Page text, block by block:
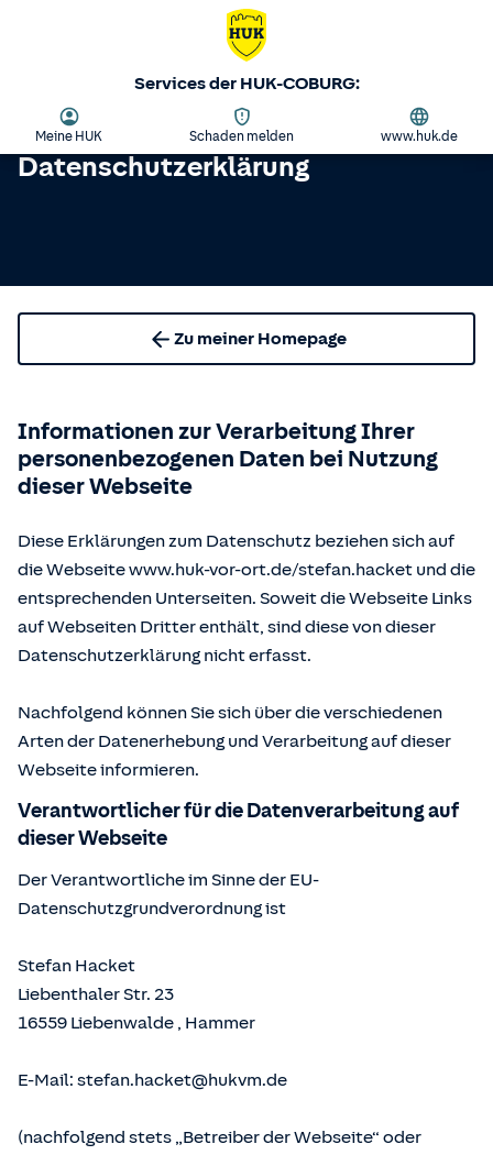
Services der HUK-COBURG:
Meine HUK Schaden melden www.huk.de
Datenschutzerklärung
Zu meiner Homepage
Informationen zur Verarbeitung Ihrer
personenbezogenen Daten bei Nutzung
dieser Webseite
Diese Erklärungen zum Datenschutz beziehen sich auf
die Webseite www.huk-vor-ort.de/stefan.hacket und die
entsprechenden Unterseiten. Soweit die Webseite Links
auf Webseiten Dritter enthält, sind diese von dieser
Datenschutzerklärung nicht erfasst.
Nachfolgend können Sie sich über die verschiedenen
Arten der Datenerhebung und Verarbeitung auf dieser
Webseite informieren.
Verantwortlicher für die Datenverarbeitung auf
dieser Webseite
Der Verantwortliche im Sinne der EU-
Datenschutzgrundverordnung ist
Stefan Hacket
Liebenthaler Str. 23
16559 Liebenwalde , Hammer
E-Mail: stefan.hacket@hukvm.de
(nachfolgend stets „Betreiber der Webseite“ oder